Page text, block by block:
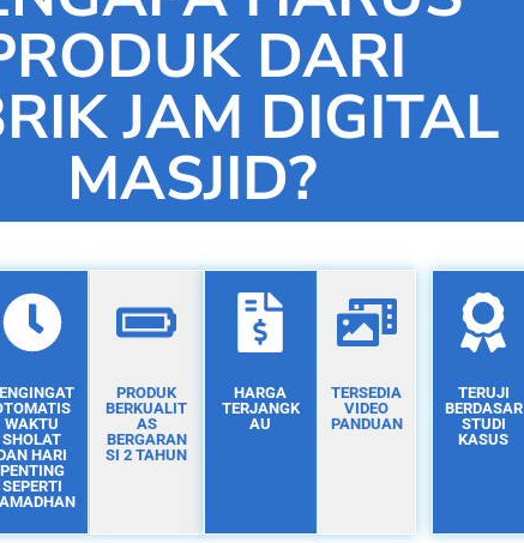
DARI
JAM DIGITAL
MASJID?
WAKTU
SHOLAT
HARI
PENTING
SEPERTI
PRODUK
BERKUALIT
AS
BERGARAN
SI 2 TAHUN
HARGA
TERJANGK
AU
TERSEDIA
VIDEO
PANDUAN
TERUJI
BERDASAR
STUDI
KASUS